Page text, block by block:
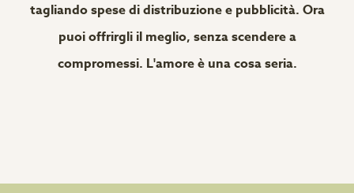
tagliando spese di distribuzione e pubblicità. Ora
puoi offrirgli il meglio, senza scendere a
compromessi. L'amore è una cosa seria.